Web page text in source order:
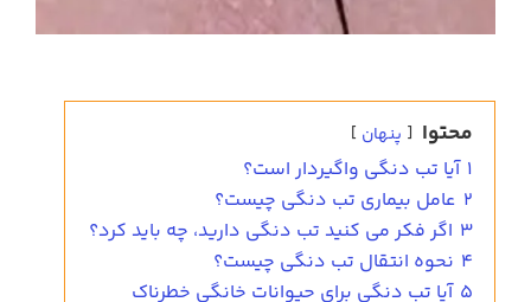
محتوا پنهان
1 آیا تب دنگی واگیردار است؟
2 عامل بیماری تب دنگی چیست؟
3 اگر فکر می کنید تب دنگی دارید، چه باید کرد؟
4 نحوه انتقال تب دنگی چیست؟
5 آیا تب دنگی برای حیوانات خانگی خطرناک